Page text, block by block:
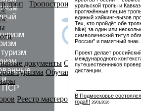
троп | Тропостроители
документы Сведения об
туризма Обучающие мероприятия
Реестр мастеров спорта Льготная
и
ПСР
уральской тропы и
протяжённые пешие
единый хайкинг-вызов
Тех, кто пройдёт обе
hike) за один или
символический титул
России" и памятный знак.
Проект делает
международного
путешественников
дистанции.
В Подмосковье
года!!! 26/01/2026